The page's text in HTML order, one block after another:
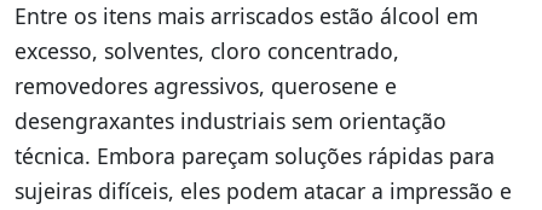
Entre os itens mais arriscados estão álcool em
excesso, solventes, cloro concentrado,
removedores agressivos, querosene e
desengraxantes industriais sem orientação
técnica. Embora pareçam soluções rápidas para
sujeiras difíceis, eles podem atacar a impressão e